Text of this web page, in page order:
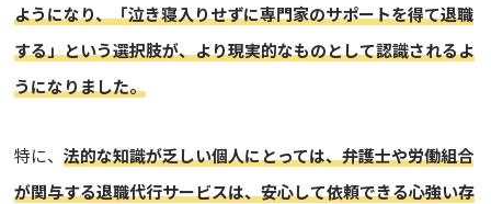
ようになり、「泣き寝入りせずに専門家のサポートを得て退職
する」という選択肢が、より現実的なものとして認識されるよ
うになりました。
特に、法的な知識が乏しい個人にとっては、弁護士や労働組合
が関与する退職代行サービスは、安心して依頼できる心強い存